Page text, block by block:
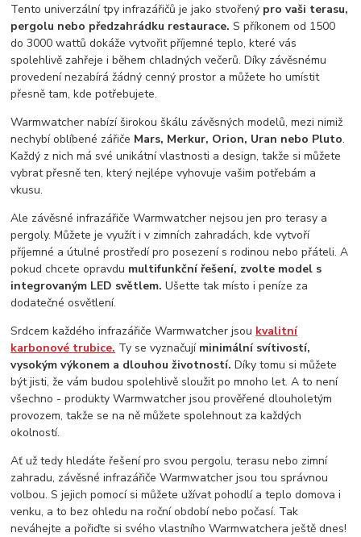
Tento univerzální tpy infrazářičů je jako stvořený pro vaši terasu,
pergolu nebo předzahrádku restaurace. S příkonem od 1500
do 3000 wattů dokáže vytvořit příjemné teplo, které vás
spolehlivě zahřeje i během chladných večerů. Díky závěsnému
provedení nezabírá žádný cenný prostor a můžete ho umístit
přesně tam, kde potřebujete.
Warmwatcher nabízí širokou škálu závěsných modelů, mezi nimiž
nechybí oblíbené zářiče Mars, Merkur, Orion, Uran nebo Pluto.
Každý z nich má své unikátní vlastnosti a design, takže si můžete
vybrat přesně ten, který nejlépe vyhovuje vašim potřebám a
vkusu.
Ale závěsné infrazářiče Warmwatcher nejsou jen pro terasy a
pergoly. Můžete je využít i v zimních zahradách, kde vytvoří
příjemné a útulné prostředí pro posezení s rodinou nebo přáteli. A
pokud chcete opravdu multifunkční řešení, zvolte model s
integrovaným LED světlem. Ušette tak místo i peníze za
dodatečné osvětlení.
Srdcem každého infrazářiče Warmwatcher jsou kvalitní
karbonové trubice. Ty se vyznačují minimální svítivostí,
vysokým výkonem a dlouhou životností. Díky tomu si můžete
být jisti, že vám budou spolehlivě sloužit po mnoho let. A to není
všechno - produkty Warmwatcher jsou prověřené dlouholetým
provozem, takže se na ně můžete spolehnout za každých
okolností.
Ať už tedy hledáte řešení pro svou pergolu, terasu nebo zimní
zahradu, závěsné infrazářiče Warmwatcher jsou tou správnou
volbou. S jejich pomocí si můžete užívat pohodlí a teplo domova i
venku, a to bez ohledu na roční období nebo počasí. Tak
neváhejte a pořiďte si svého vlastního Warmwatchera ještě dnes!